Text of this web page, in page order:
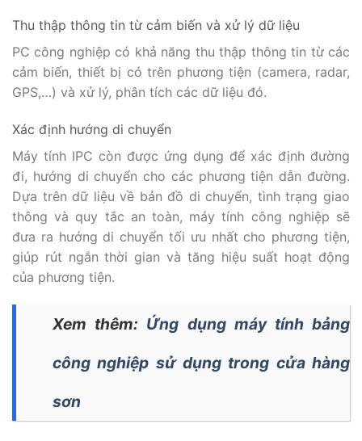
Thu thập thông tin từ cảm biến và xử lý dữ liệu
PC công nghiệp có khả năng thu thập thông tin từ các
cảm biến, thiết bị có trên phương tiện (camera, radar,
GPS,…) và xử lý, phân tích các dữ liệu đó.
Xác định hướng di chuyển
Máy tính IPC còn được ứng dụng để xác định đường
đi, hướng di chuyển cho các phương tiện dẫn đường.
Dựa trên dữ liệu về bản đồ di chuyển, tình trạng giao
thông và quy tắc an toàn, máy tính công nghiệp sẽ
đưa ra hướng di chuyển tối ưu nhất cho phương tiện,
giúp rút ngắn thời gian và tăng hiệu suất hoạt động
của phương tiện.
Xem thêm: Ứng dụng máy tính bảng
công nghiệp sử dụng trong cửa hàng
sơn